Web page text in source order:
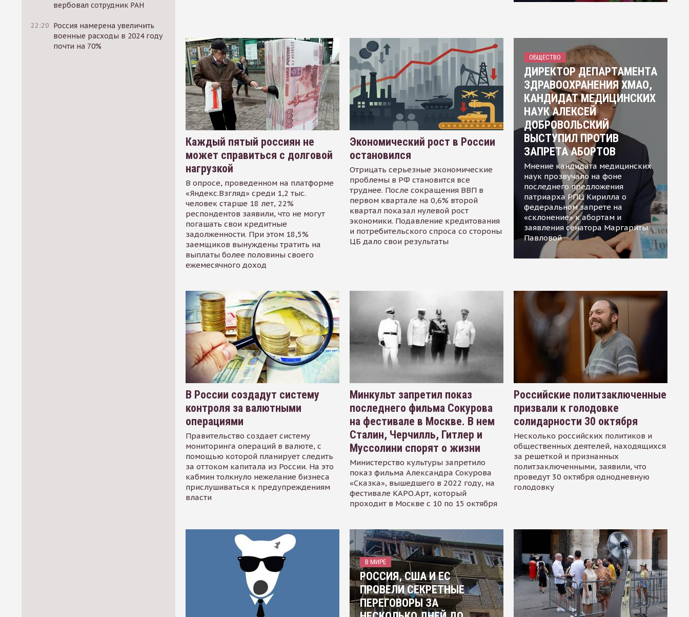
вербовал сотрудник РАН
22:20 Россия намерена увеличить
военные расходы в 2024 году
почти на 70%
Каждый пятый россиян не
может справиться с долговой
нагрузкой
В опросе, проведенном на платформе
«Яндекс.Взгляд» среди 1,2 тыс.
человек старше 18 лет, 22%
респондентов заявили, что не могут
погашать свои кредитные
задолженности. При этом 18,5%
заемщиков вынуждены тратить на
выплаты более половины своего
ежемесячного доход
Экономический рост в России
остановился
Отрицать серьезные экономические
проблемы в РФ становится все
труднее. После сокращения ВВП в
первом квартале на 0,6% второй
квартал показал нулевой рост
экономики. Подавление кредитования
и потребительского спроса со стороны
ЦБ дало свои результаты
ОБЩЕСТВО
ДИРЕКТОР ДЕПАРТАМЕНТА
ЗДРАВООХРАНЕНИЯ ХМАО,
КАНДИДАТ МЕДИЦИНСКИХ
НАУК АЛЕКСЕЙ
ДОБРОВОЛЬСКИЙ
ВЫСТУПИЛ ПРОТИВ
ЗАПРЕТА АБОРТОВ
Мнение кандидата медицинских
наук прозвучало на фоне
последнего предложения
патриарха РПЦ Кирилла о
федеральном запрете на
«склонение» к абортам и
заявления сенатора Маргариты
Павловой
В России создадут систему
контроля за валютными
операциями
Правительство создает систему
мониторинга операций в валюте, с
помощью которой планирует следить
за оттоком капитала из России. На это
кабмин толкнуло нежелание бизнеса
прислушиваться к предупреждениям
власти
Минкульт запретил показ
последнего фильма Сокурова
на фестивале в Москве. В нем
Сталин, Черчилль, Гитлер и
Муссолини спорят о жизни
Министерство культуры запретило
показ фильма Александра Сокурова
«Сказка», вышедшего в 2022 году, на
фестивале КАРО.Арт, который
проходит в Москве с 10 по 15 октября
Российские политзаключенные
призвали к голодовке
солидарности 30 октября
Несколько российских политиков и
общественных деятелей, находящихся
за решеткой и признанных
политзаключенными, заявили, что
проведут 30 октября однодневную
голодовку
В МИРЕ
РОССИЯ, США И ЕС
ПРОВЕЛИ СЕКРЕТНЫЕ
ПЕРЕГОВОРЫ ЗА